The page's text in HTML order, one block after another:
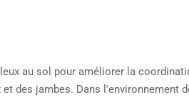
au sol pour améliorer la
des jambes. Dans l'environnement